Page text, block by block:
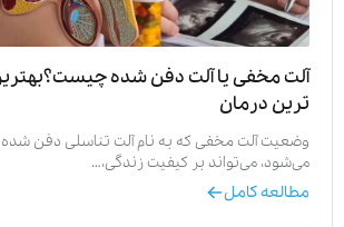
آلت مخفی یا آلت دفن شده
ترین درمان
وضعیت آلت مخفی که به نام آلت تناسلی دفن شده
می‌شود، می‌تواند بر کیفیت زندگی،…
مطالعه کامل